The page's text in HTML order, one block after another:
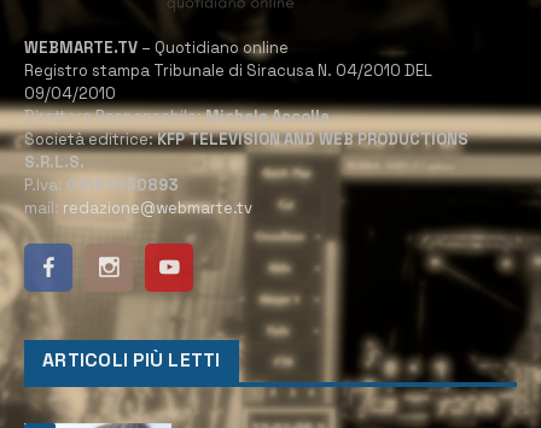
WEBMARTE.TV – Quotidiano online
Registro stampa Tribunale di Siracusa N. 04/2010 DEL
09/04/2010
Direttore Responsabile:Michele Accolla
Società editrice:KFP TELEVISION AND WEB PRODUCTIONS
S.R.L.S.
P.Iva: 02184950893
mail: redazione@webmarte.tv
ARTICOLI PIÙ LETTI